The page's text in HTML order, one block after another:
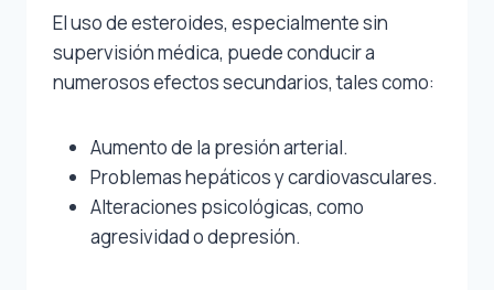
El uso de esteroides, especialmente sin
supervisión médica, puede conducir a
numerosos efectos secundarios, tales como:
Aumento de la presión arterial.
Problemas hepáticos y cardiovasculares.
Alteraciones psicológicas, como
agresividad o depresión.